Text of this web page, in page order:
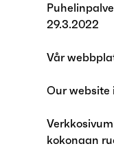
29.3.2022
Vår
Our website
kokonaan